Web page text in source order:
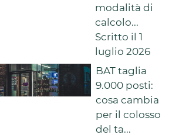
modalità di
calcolo...
Scritto il 1
luglio 2026
BAT taglia
9.000 posti:
cosa cambia
per il colosso
del ta...